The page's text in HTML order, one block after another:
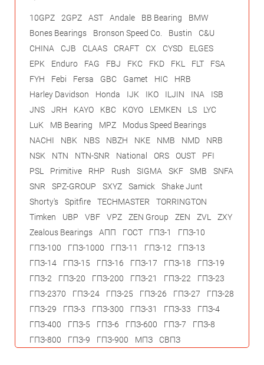
10GPZ 2GPZ AST Andale BB Bearing
BMW
Bones Bearings
Bronson Speed Co. Bustin
C&U
CHINA
CJB CLAAS CRAFT CX CYSD
ELGES
EPK
Enduro FAG FBJ FKC FKD FKL FLT
FSA
FYH
Febi Fersa GBC Gamet HIC
HRB
Harley Davidson
Honda IJK IKO ILJIN INA
ISB
JNS
JRH KAYO KBC KOYO LEMKEN LS
LYC
LuK
MB Bearing MPZ
Modus Speed Bearings
NACHI
NBK NBS NBZH NKE NMB NMD
NRB
NSK
NTN NTN-SNR National ORS OUST
PFI
PSL
Primitive RHP Rush SIGMA SKF SMB
SNFA
SNR
SPZ-GROUP SXYZ Samick
Shake Junt
Shorty's
Spitfire TECHMASTER
TORRINGTON
Timken
UBP VBF VPZ ZEN Group ZEN ZVL
ZXY
Zealous Bearings
АПП ГОСТ ГПЗ-1
ГПЗ-10
ГПЗ-100
ГПЗ-1000 ГПЗ-11 ГПЗ-12
ГПЗ-13
ГПЗ-14
ГПЗ-15 ГПЗ-16 ГПЗ-17 ГПЗ-18
ГПЗ-19
ГПЗ-2
ГПЗ-20 ГПЗ-200 ГПЗ-21 ГПЗ-22
ГПЗ-23
ГПЗ-2370
ГПЗ-24 ГПЗ-25 ГПЗ-26 ГПЗ-27
ГПЗ-28
ГПЗ-29
ГПЗ-3 ГПЗ-300 ГПЗ-31 ГПЗ-33
ГПЗ-4
ГПЗ-400
ГПЗ-5 ГПЗ-6 ГПЗ-600 ГПЗ-7
ГПЗ-8
ГПЗ-800
ГПЗ-9 ГПЗ-900 МПЗ СВПЗ